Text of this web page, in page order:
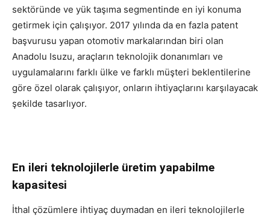
sektöründe ve yük taşıma segmentinde en iyi konuma
getirmek için çalışıyor. 2017 yılında da en fazla patent
başvurusu yapan otomotiv markalarından biri olan
Anadolu Isuzu, araçların teknolojik donanımları ve
uygulamalarını farklı ülke ve farklı müşteri beklentilerine
göre özel olarak çalışıyor, onların ihtiyaçlarını karşılayacak
şekilde tasarlıyor.
En ileri teknolojilerle üretim yapabilme
kapasitesi
İthal çözümlere ihtiyaç duymadan en ileri teknolojilerle